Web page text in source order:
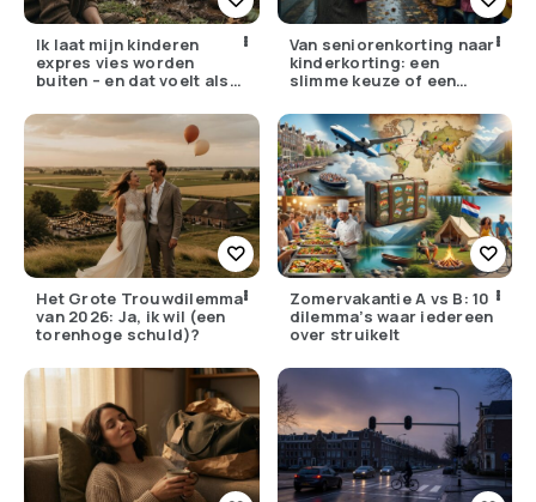
Ik laat mijn kinderen
expres vies worden
buiten – en dat voelt als
Van seniorenkorting naar
kinderkorting: een
slimme keuze of een
Het Grote Trouwdilemma
van 2026: Ja, ik wil (een
torenhoge schuld)?
Zomervakantie A vs B: 10
dilemma’s waar iedereen
over struikelt